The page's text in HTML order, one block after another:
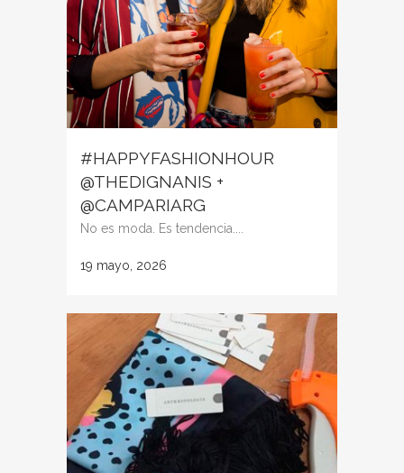
#HAPPYFASHIONHOUR
@THEDIGNANIS +
@CAMPARIARG
No es moda. Es tendencia....
19 mayo, 2026